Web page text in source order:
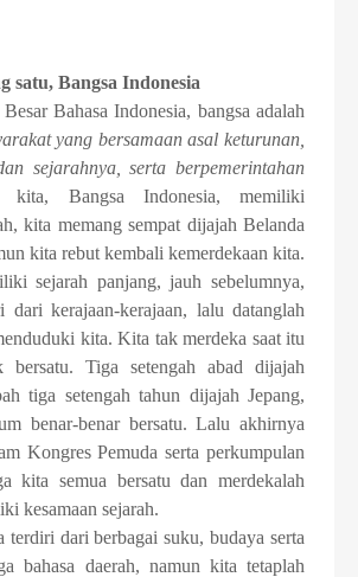
satu, Bangsa Indonesia
Bahasa Indonesia, bangsa adalah
yang bersamaan asal keturunan,
sejarahnya, serta berpemerintahan
Bangsa Indonesia, memiliki
kita memang sempat dijajah Belanda
kita rebut kembali kemerdekaan kita.
sejarah panjang, jauh sebelumnya,
dari kerajaan-kerajaan, lalu datanglah
kita. Kita tak merdeka saat itu
bersatu. Tiga setengah abad dijajah
tiga setengah tahun dijajah Jepang,
benar-benar bersatu. Lalu akhirnya
Kongres Pemuda serta perkumpulan
kita semua bersatu dan merdekalah
kesamaan sejarah.
terdiri dari berbagai suku, budaya serta
bahasa daerah, namun kita tetaplah